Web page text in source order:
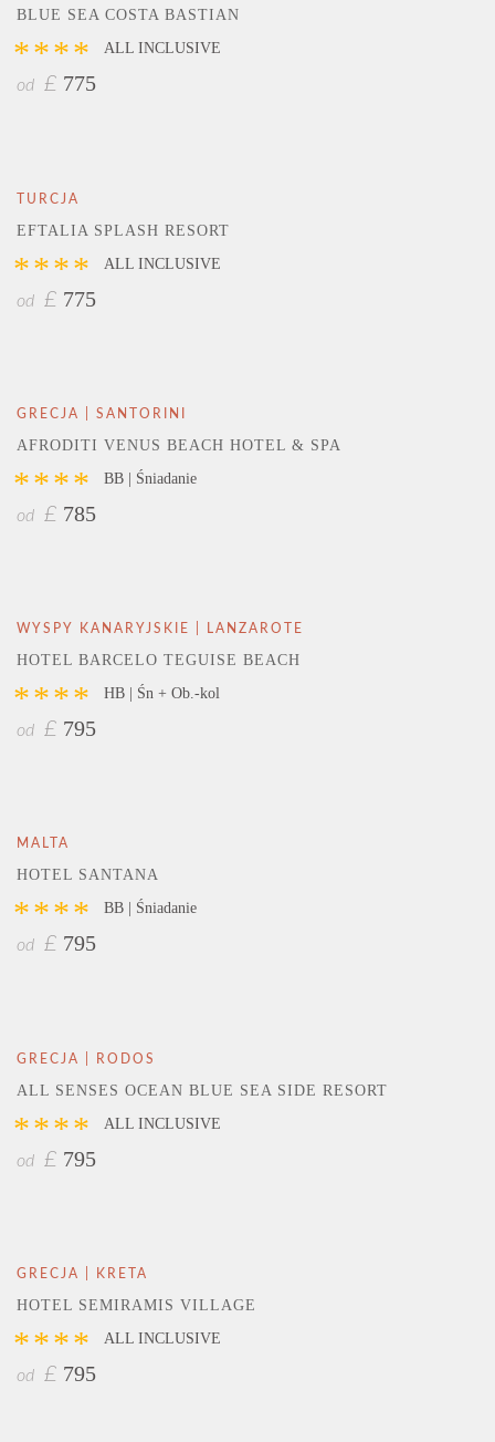
BLUE SEA COSTA BASTIAN
**** ALL INCLUSIVE
od £ 775
TURCJA
EFTALIA SPLASH RESORT
**** ALL INCLUSIVE
od £ 775
GRECJA | SANTORINI
AFRODITI VENUS BEACH HOTEL & SPA
**** BB | Śniadanie
od £ 785
WYSPY KANARYJSKIE | LANZAROTE
HOTEL BARCELO TEGUISE BEACH
**** HB | Śn + Ob.-kol
od £ 795
MALTA
HOTEL SANTANA
**** BB | Śniadanie
od £ 795
GRECJA | RODOS
ALL SENSES OCEAN BLUE SEA SIDE RESORT
**** ALL INCLUSIVE
od £ 795
GRECJA | KRETA
HOTEL SEMIRAMIS VILLAGE
**** ALL INCLUSIVE
od £ 795